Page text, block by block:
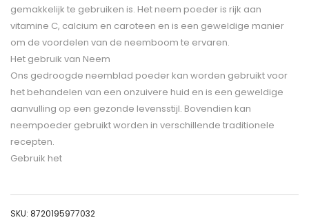
gemakkelijk te gebruiken is. Het neem poeder is rijk aan
vitamine C, calcium en caroteen en is een geweldige manier
om de voordelen van de neemboom te ervaren.
Het gebruik van Neem
Ons gedroogde neemblad poeder kan worden gebruikt voor
het behandelen van een onzuivere huid en is een geweldige
aanvulling op een gezonde levensstijl. Bovendien kan
neempoeder gebruikt worden in verschillende traditionele
recepten.
Gebruik het
SKU: 8720195977032